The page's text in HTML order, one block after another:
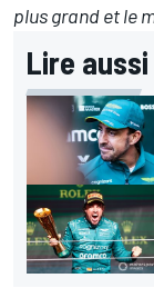
plus grand et le
Lire aussi